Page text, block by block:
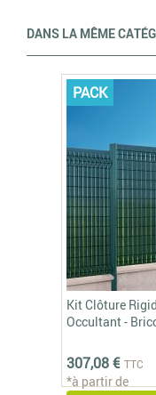
DANS LA MÊME
Kit Clôture
Occultant -
307,08 € TTC
*à partir de
PACK